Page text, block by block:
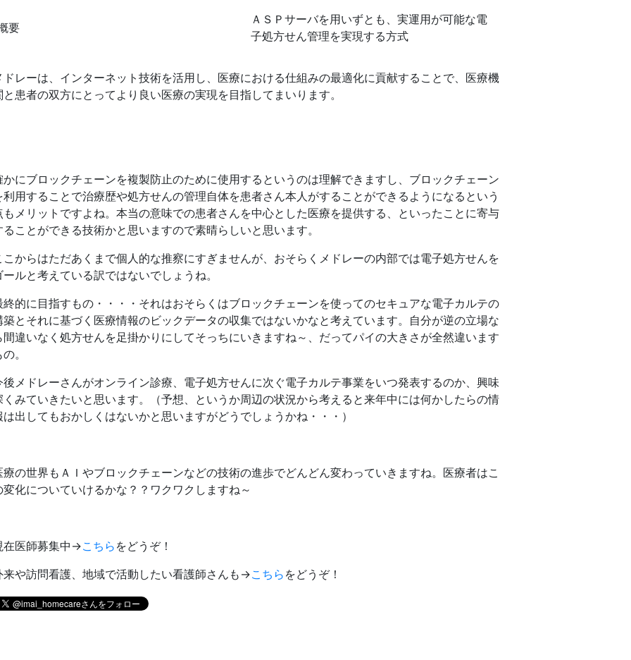
要
ＡＳＰサーバを用いずとも、実運用が可能な電
子処方せん管理を実現する方式
ドレーは、インターネット技術を活用し、医療における仕組みの最適化に貢献することで、医療機
と患者の双方にとってより良い医療の実現を目指してまいります。
かにブロックチェーンを複製防止のために使用するというのは理解できますし、ブロックチェーン
利用することで治療歴や処方せんの管理自体を患者さん本人がすることができるようになるという
もメリットですよね。本当の意味での患者さんを中心とした医療を提供する、といったことに寄与
ることができる技術かと思いますので素晴らしいと思います。
こからはただあくまで個人的な推察にすぎませんが、おそらくメドレーの内部では電子処方せんを
ールと考えている訳ではないでしょうね。
終的に目指すもの・・・・それはおそらくはブロックチェーンを使ってのセキュアな電子カルテの
築とそれに基づく医療情報のビックデータの収集ではないかなと考えています。自分が逆の立場な
間違いなく処方せんを足掛かりにしてそっちにいきますね～、だってパイの大きさが全然違います
。
後メドレーさんがオンライン診療、電子処方せんに次ぐ電子カルテ事業をいつ発表するのか、興味
くみていきたいと思います。（予想、というか周辺の状況から考えると来年中には何かしたらの情
は出してもおかしくはないかと思いますがどうでしょうかね・・・）
療の世界もＡＩやブロックチェーンなどの技術の進歩でどんどん変わっていきますね。医療者はこ
変化についていけるかな？？ワクワクしますね～
在医師募集中→こちら をどうぞ！
来や訪問看護、地域で活動したい看護師さんも→こちら をどうぞ！